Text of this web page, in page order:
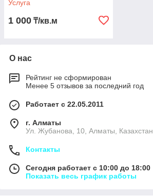
Услуга
1 000 ₸/кв.м
О нас
Рейтинг не сформирован
Менее 5 отзывов за последний год
Работает с 22.05.2011
г. Алматы
Ул. Жубанова, 10, Алматы, Казахстан
Контакты
Сегодня работает с 10:00 до 18:00
Показать весь график работы